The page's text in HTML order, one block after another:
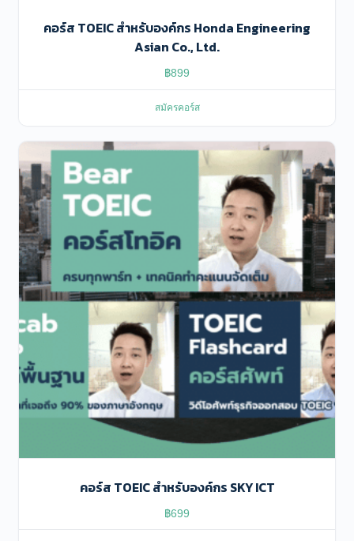
คอร์ส TOEIC สําหรับองค์กร Honda Engineering
Asian Co., Ltd.
฿899
สมัครคอร์ส
คอร์ส TOEIC สําหรับองค์กร SKY ICT
฿699